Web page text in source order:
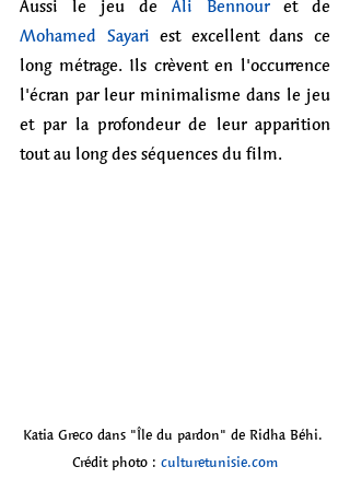
Mohamed Sayari est excellent dans ce
long métrage. Ils crèvent en l'occurrence
l'écran par leur minimalisme dans le jeu
et par la profondeur de leur apparition
tout au long des séquences du film.
Katia Greco dans "Île du pardon" de Ridha Béhi.
Crédit photo : culturetunisie.com